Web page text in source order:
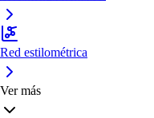
Red estilométrica
Ver más